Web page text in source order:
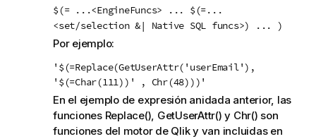
a
t
i
a
$(= ...<EngineFuncs> ... $(=...
<set/selection &| Native SQL funcs>) ... )
Por ejemplo:
'$(=Replace(GetUserAttr('userEmail'),
'$(=Char(111))' , Chr(48)))'
En el ejemplo de expresión anidada anterior, las
funciones Replace(), GetUserAttr() y Chr() son
funciones del motor de Qliky van incluidas en